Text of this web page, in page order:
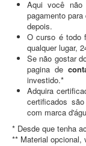
Aqui você não
pagamento
depois.
O curso é todo
qualquer lugar,
Se não gostar
pagina de
investido.*
Adquira
certificados
com marca
* Desde que tenha
** Material opcional,